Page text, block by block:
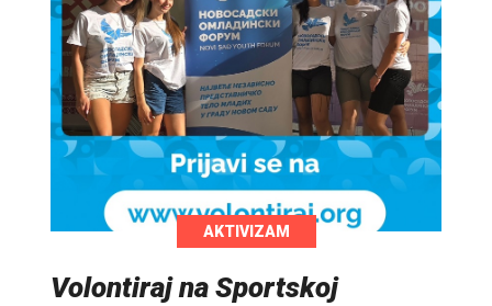
AKTIVIZAM
Volontiraj na Sportskoj